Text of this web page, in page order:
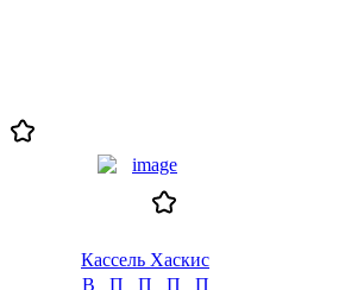
Кассель Хаскис
В
П П П
П